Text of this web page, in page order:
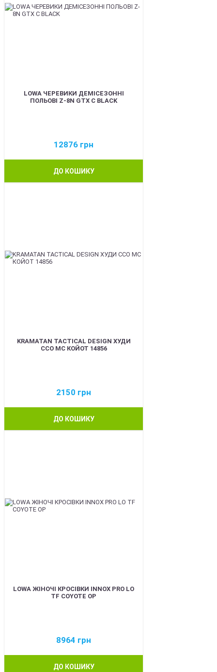
LOWA ЧЕРЕВИКИ ДЕМІСЕЗОННІ
ПОЛЬОВІ Z-8N GTX C BLACK
12876 грн
ДО КОШИКУ
KRAMATAN TACTICAL DESIGN ХУДИ
ССО МС КОЙОТ 14856
2150 грн
ДО КОШИКУ
LOWA ЖІНОЧІ КРОСІВКИ INNOX PRO LO
TF COYOTE OP
8964 грн
ДО КОШИКУ